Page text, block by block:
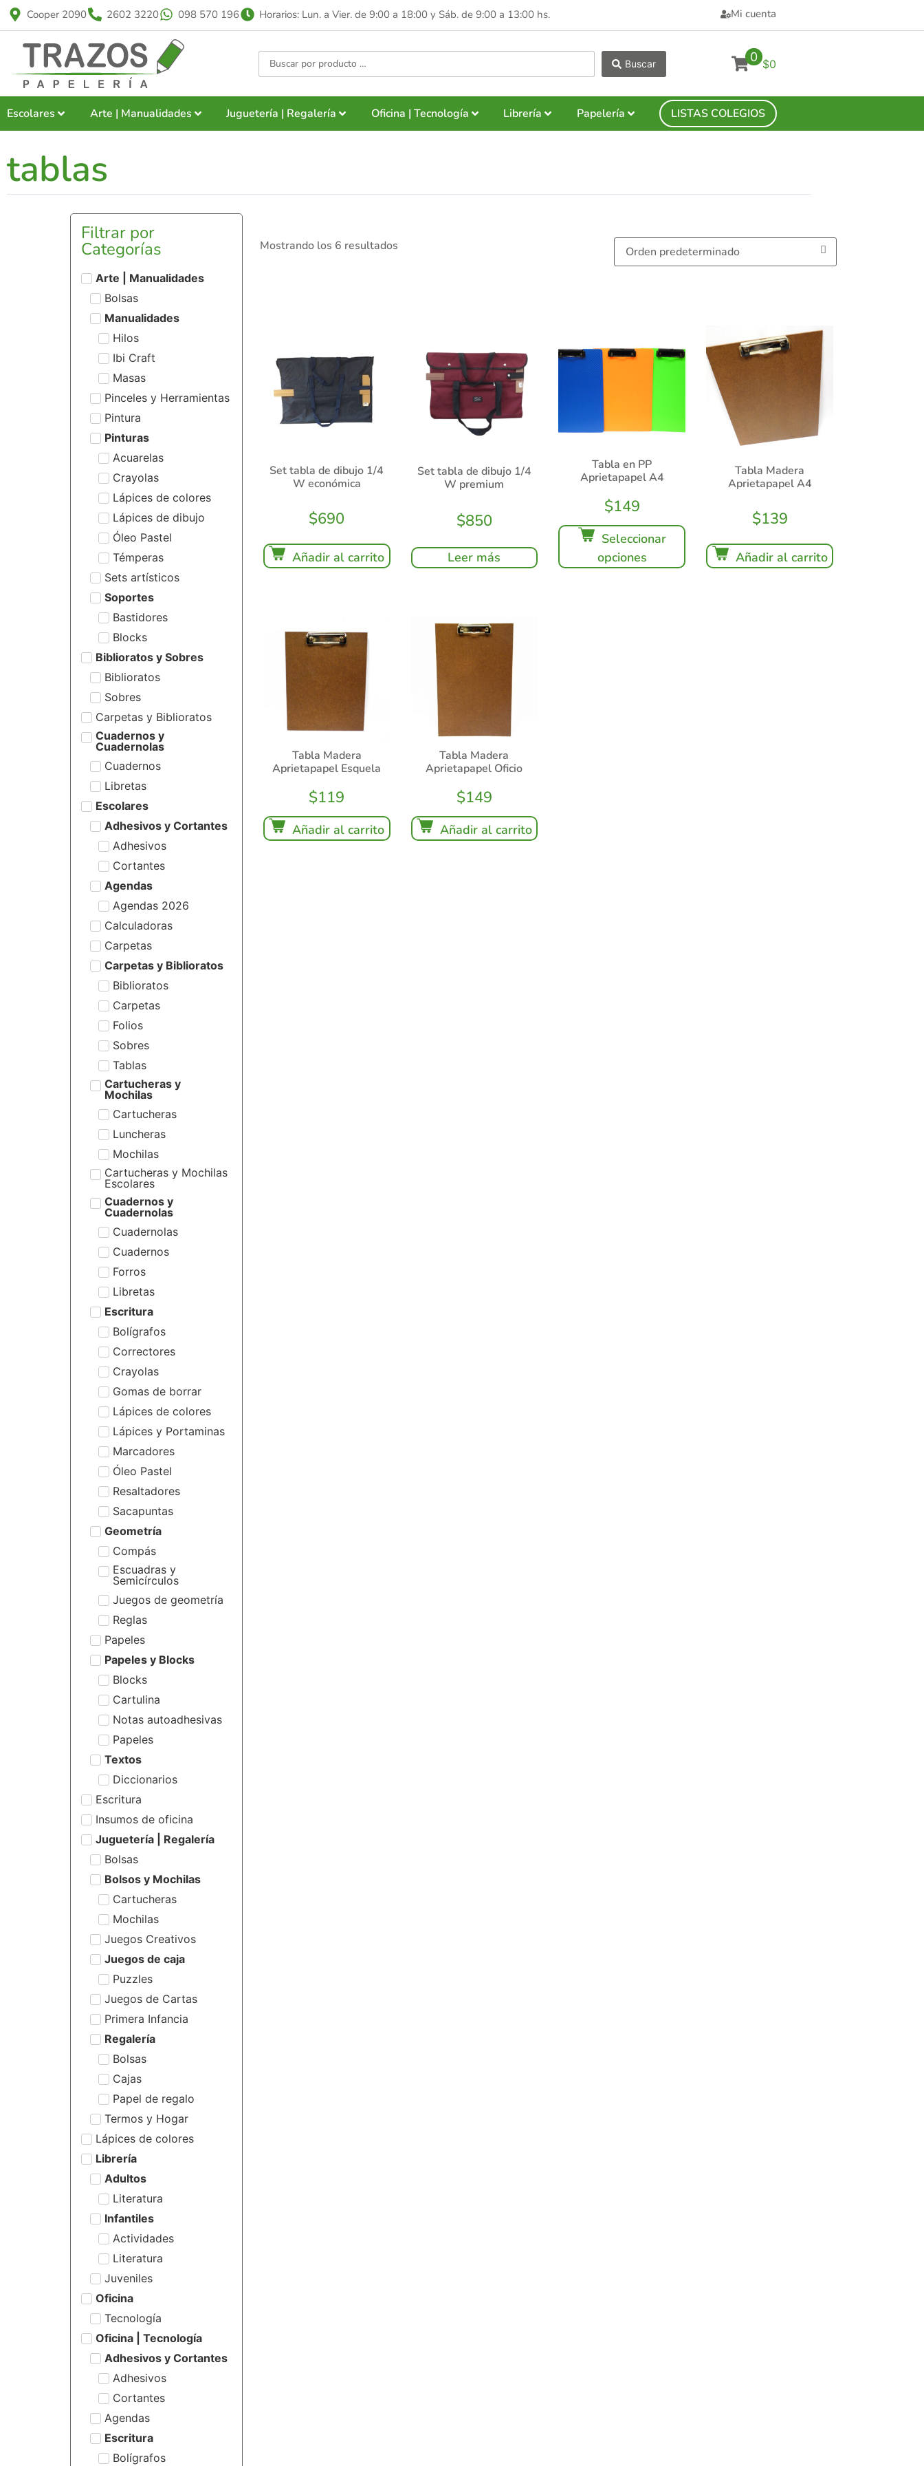
Cooper 2090 2602 3220 098 570 196 Horarios: Lun. a Vier. de 9:00 a 18:00 y Sáb. de 9:00 a 13:00 hs. Mi cuenta
Buscar 0 $0
Escolares Arte | Manualidades Juguetería | Regalería Oficina | Tecnología Librería Papelería LISTAS COLEGIOS
tablas
Filtrar por
Categorías
Arte | Manualidades
Bolsas
Manualidades
Hilos
Ibi Craft
Masas
Pinceles y Herramientas
Pintura
Pinturas
Acuarelas
Crayolas
Lápices de colores
Lápices de dibujo
Óleo Pastel
Témperas
Sets artísticos
Soportes
Bastidores
Blocks
Biblioratos y Sobres
Biblioratos
Sobres
Carpetas y Biblioratos
Cuadernos y
Cuadernolas
Cuadernos
Libretas
Escolares
Adhesivos y Cortantes
Adhesivos
Cortantes
Agendas
Agendas 2026
Calculadoras
Carpetas
Carpetas y Biblioratos
Biblioratos
Carpetas
Folios
Sobres
Tablas
Cartucheras y
Mochilas
Cartucheras
Luncheras
Mochilas
Cartucheras y Mochilas
Escolares
Cuadernos y
Cuadernolas
Cuadernolas
Cuadernos
Forros
Libretas
Escritura
Bolígrafos
Correctores
Crayolas
Gomas de borrar
Lápices de colores
Lápices y Portaminas
Marcadores
Óleo Pastel
Resaltadores
Sacapuntas
Geometría
Compás
Escuadras y
Semicírculos
Juegos de geometría
Reglas
Papeles
Papeles y Blocks
Blocks
Cartulina
Notas autoadhesivas
Papeles
Textos
Diccionarios
Escritura
Insumos de oficina
Juguetería | Regalería
Bolsas
Bolsos y Mochilas
Cartucheras
Mochilas
Juegos Creativos
Juegos de caja
Puzzles
Juegos de Cartas
Primera Infancia
Regalería
Bolsas
Cajas
Papel de regalo
Termos y Hogar
Lápices de colores
Librería
Adultos
Literatura
Infantiles
Actividades
Literatura
Juveniles
Oficina
Tecnología
Oficina | Tecnología
Adhesivos y Cortantes
Adhesivos
Cortantes
Agendas
Escritura
Bolígrafos
Mostrando los 6 resultados
Set tabla de dibujo 1/4
W económica
$690
Añadir al carrito
Set tabla de dibujo 1/4
W premium
$850
Leer más
Tabla en PP
Aprietapapel A4
$149
Seleccionar
opciones
Tabla Madera
Aprietapapel A4
$139
Añadir al carrito
Tabla Madera
Aprietapapel Esquela
$119
Añadir al carrito
Tabla Madera
Aprietapapel Oficio
$149
Añadir al carrito